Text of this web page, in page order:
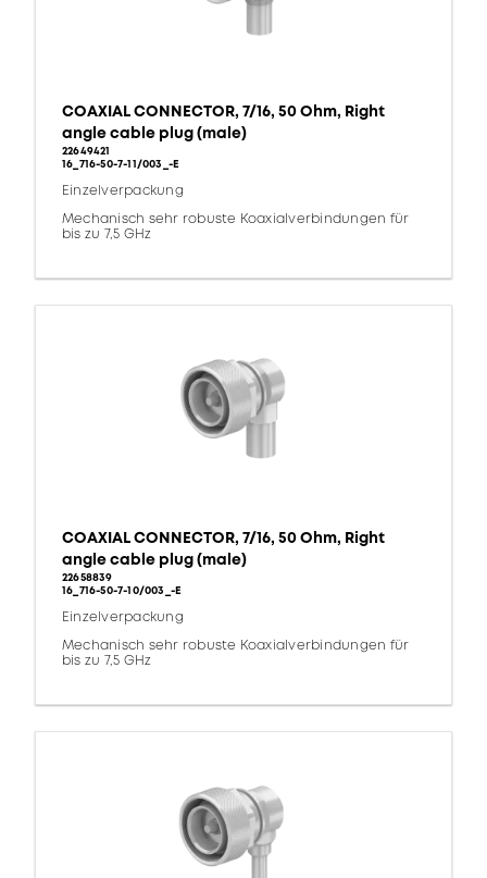
COAXIAL CONNECTOR, 7/16, 50 Ohm, Right
angle cable plug (male)
22649421
16_716-50-7-11/003_-E
Einzelverpackung
Mechanisch sehr robuste Koaxialverbindungen für
bis zu 7,5 GHz
COAXIAL CONNECTOR, 7/16, 50 Ohm, Right
angle cable plug (male)
22658839
16_716-50-7-10/003_-E
Einzelverpackung
Mechanisch sehr robuste Koaxialverbindungen für
bis zu 7,5 GHz